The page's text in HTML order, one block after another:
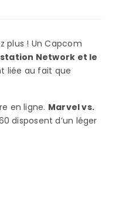
plus ! Un Capcom
Network et le
liée au fait que
en ligne. Marvel vs.
disposent d’un léger